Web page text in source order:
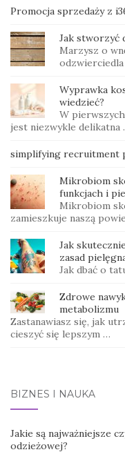
Promocja sprzedaży z
Jak stworzyć
Marzysz o
Wyprawka
wiedzieć?
W
jest niezwykle delikatna
simplifying recruitment
Mikrobiom
funkcjach i
Mikrobiom
zamieszkuje naszą
Jak
zasad
Jak dbać o
Zdrowe
metabolizmu
Zastanawiasz się, jak
cieszyć się lepszym …
BIZNES I NAUKA
Jakie są najważniejsze
odzieżowej?